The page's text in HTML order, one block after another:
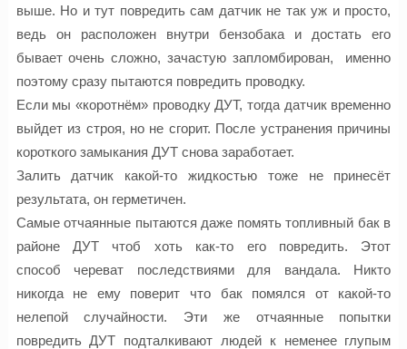
выше. Но и тут повредить сам датчик не так уж и просто,
ведь он расположен внутри бензобака и достать его
бывает очень сложно, зачастую запломбирован,
именно
поэтому сразу пытаются повредить проводку.
Если мы «коротнём» проводку ДУТ, тогда датчик временно
выйдет из строя, но не сгорит. После устранения причины
короткого замыкания ДУТ снова заработает.
Залить датчик какой-то жидкостью тоже не принесёт
результата, он герметичен.
Самые отчаянные пытаются даже помять топливный бак в
районе ДУТ чтоб хоть как-то его повредить. Этот
способ череват последствиями для вандала. Никто
никогда не ему поверит что бак помялся от какой-то
нелепой случайности. Эти же отчаянныепопытки
повредить ДУТ подталкивают людей к неменееглупым